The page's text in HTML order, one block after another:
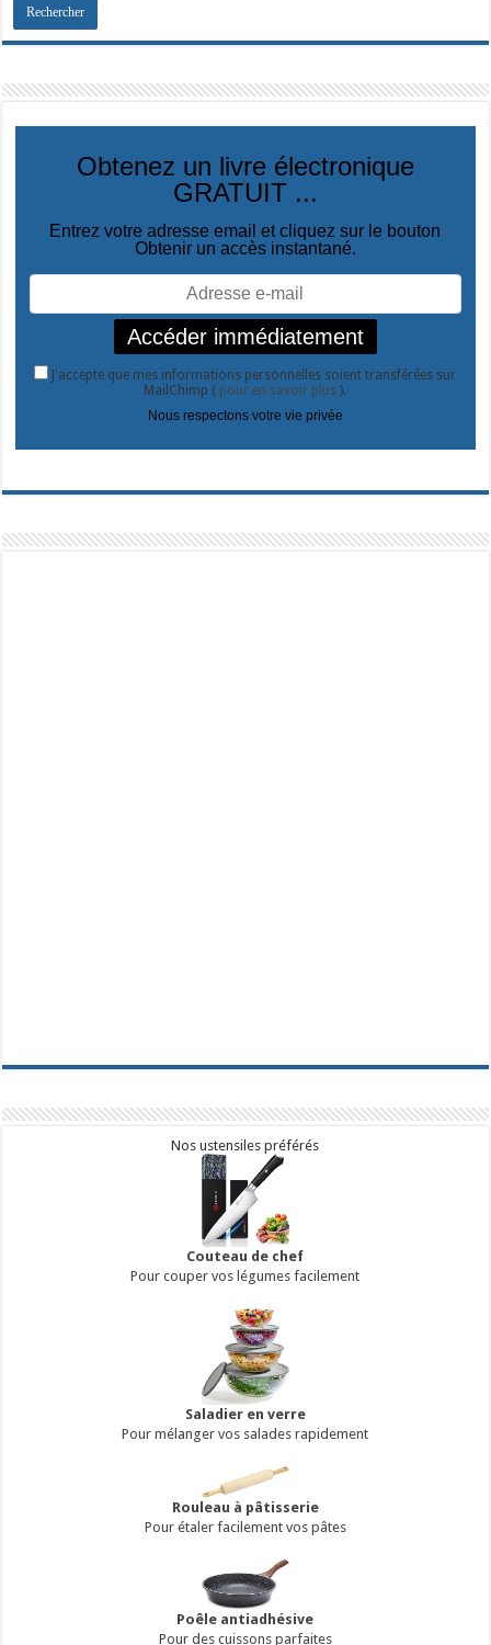
Obtenez un livre électronique
GRATUIT ...
Entrez votre adresse email et cliquez sur le bouton
Obtenir un accès instantané.
J'accepte que mes informations personnelles soient transférées sur
MailChimp ( pour en savoir plus).
Nous respectons votre vie privée
Nos ustensiles préférés
Couteau de chef
Pour couper vos légumes facilement
Saladier en verre
Pour mélanger vos salades rapidement
Rouleau à pâtisserie
Pour étaler facilement vos pâtes
Poêle antiadhésive
Pour des cuissons parfaites